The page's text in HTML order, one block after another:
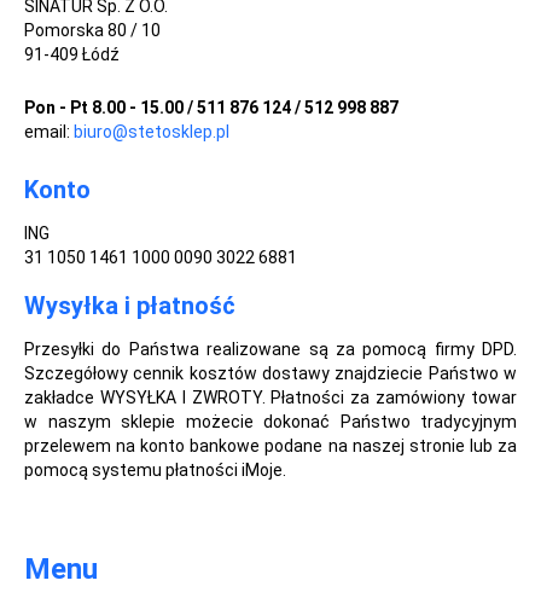
SINATUR Sp. Z O.O.
Pomorska 80 / 10
91-409 Łódź
Pon - Pt 8.00 - 15.00 / 511 876 124 / 512 998 887
email: biuro@stetosklep.pl
Konto
ING
31 1050 1461 1000 0090 3022 6881
Wysyłka i płatność
Przesyłki do Państwa realizowane są za pomocą firmy DPD.
Szczegółowy cennik kosztów dostawy znajdziecie Państwo w
zakładce WYSYŁKA I ZWROTY. Płatności za zamówiony towar
w naszym sklepie możecie dokonać Państwo tradycyjnym
przelewem na konto bankowe podane na naszej stronie lub za
pomocą systemu płatności iMoje.
Menu